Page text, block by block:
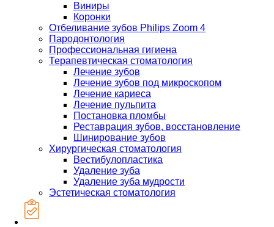
Виниры
Коронки
Отбеливание зубов Philips Zoom 4
Пародонтология
Профессиональная гигиена
Терапевтическая стоматология
Лечение зубов
Лечение зубов под микроскопом
Лечение кариеса
Лечение пульпита
Постановка пломбы
Реставрация зубов, восстановление
Шинирование зубов
Хирургическая стоматология
Вестибулопластика
Удаление зуба
Удаление зуба мудрости
Эстетическая стоматология